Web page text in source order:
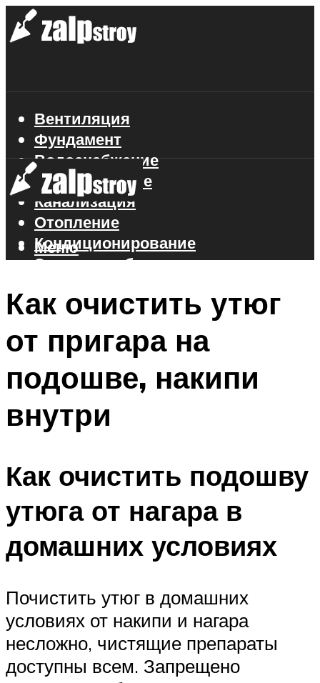
Вентиляция
Фундамент
Водоснабжение
Газоснабжение
Канализация
Отопление
Кондиционирование
Электроснабжение
Меню
Меню
Как очистить утюг
от пригара на
подошве, накипи
внутри
Как очистить подошву
утюга от нагара в
домашних условиях
Почистить утюг в домашних
условиях от накипи и нагара
несложно, чистящие препараты
доступны всем. Запрещено